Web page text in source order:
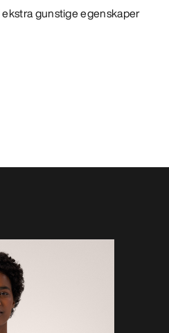
gunstige egenskaper